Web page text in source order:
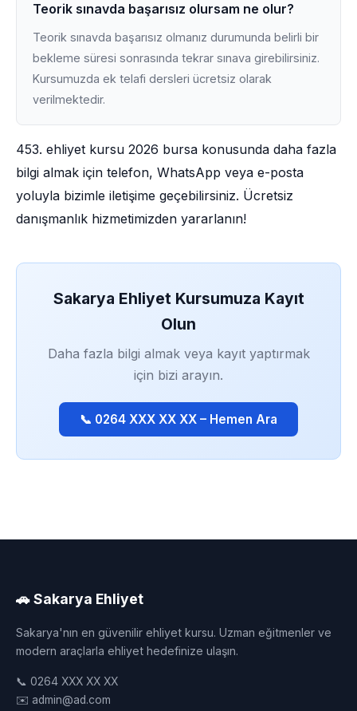
Teorik sınavda başarısız olursam ne olur?
Teorik sınavda başarısız olmanız durumunda belirli bir
bekleme süresi sonrasında tekrar sınava girebilirsiniz.
Kursumuzda ek telafi dersleri ücretsiz olarak
verilmektedir.
453. ehliyet kursu 2026 bursa konusunda daha fazla
bilgi almak için telefon, WhatsApp veya e-posta
yoluyla bizimle iletişime geçebilirsiniz. Ücretsiz
danışmanlık hizmetimizden yararlanın!
Sakarya Ehliyet Kursumuza Kayıt
Olun
Daha fazla bilgi almak veya kayıt yaptırmak
için bizi arayın.
📞 0264 XXX XX XX – Hemen Ara
🚗 Sakarya Ehliyet
Sakarya'nın en güvenilir ehliyet kursu. Uzman eğitmenler ve
modern araçlarla ehliyet hedefinize ulaşın.
📞 0264 XXX XX XX
✉️ admin@ad.com